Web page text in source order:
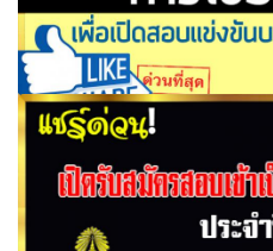
เรื่อง ซักซ้อมความเข้าใจการใ
บรรจุ ตำแหน่งครูผู้ช่วย สังกัด